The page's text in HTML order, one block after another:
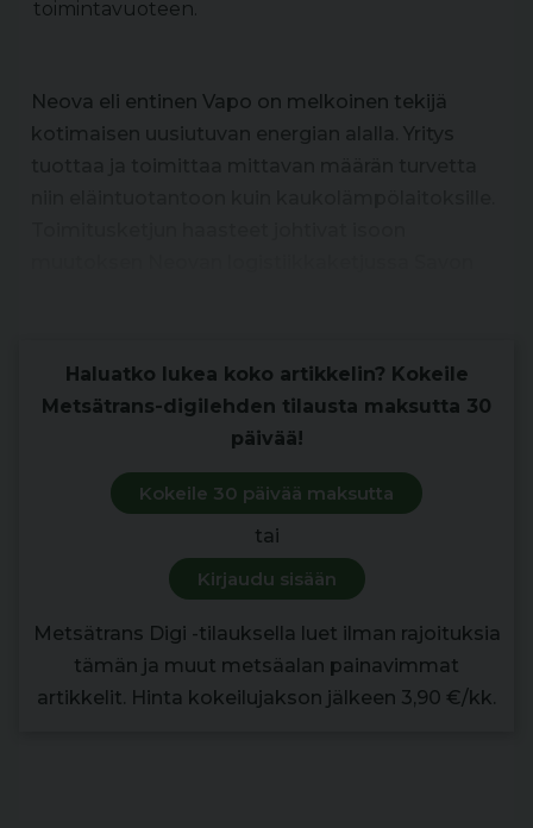
toimintavuoteen.
Neova eli entinen Vapo on melkoinen tekijä
kotimaisen uusiutuvan energian alalla. Yritys
Haluatko lukea koko artikkelin? Kokeile
Metsätrans-digilehden tilausta maksutta 30
päivää!
Kokeile 30 päivää maksutta
tai
Kirjaudu sisään
Metsätrans Digi -tilauksella luet ilman rajoituksia
tämän ja muut metsäalan painavimmat
artikkelit. Hinta kokeilujakson jälkeen 3,90 €/kk.